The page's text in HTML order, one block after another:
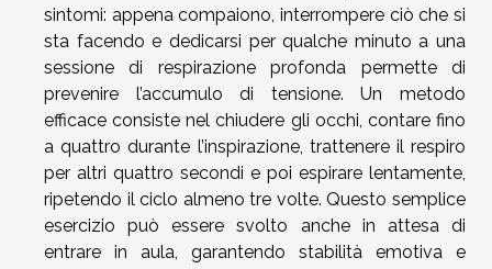
sintomi: appena compaiono, interrompere ciò che si
sta facendo e dedicarsi per qualche minuto a una
sessione di respirazione profonda permette di
prevenire l’accumulo di tensione. Un metodo
efficace consiste nel chiudere gli occhi, contare fino
a quattro durante l’inspirazione, trattenere il respiro
per altri quattro secondi e poi espirare lentamente,
ripetendo il ciclo almeno tre volte. Questo semplice
esercizio può essere svolto anche in attesa di
entrare in aula, garantendo stabilità emotiva e